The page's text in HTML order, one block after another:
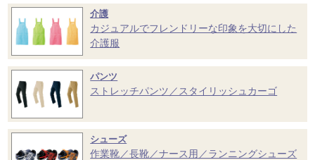
介護
カジュアルでフレンドリーな印象を大切にした
介護服
パンツ
ストレッチパンツ／スタイリッシュカーゴ
シューズ
作業靴／長靴／ナース用／ランニングシューズ